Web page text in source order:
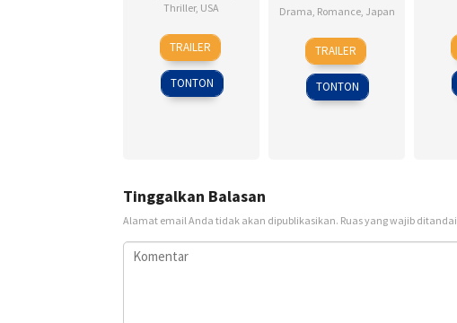
Thriller, USA
8
Nov
1945
Alfred
Hitchcock
TRAILER
TONTON
Drama Romance, Japan
28
Jul
2017
Sho
Tsukikawa
TRAILER
TONTON
Tinggalkan Balasan
Alamat email Anda tidak akan dipublikasikan. Ruas yang wajib ditandai